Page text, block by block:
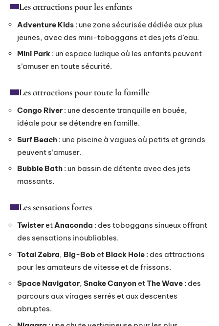
Les attractions pour les enfants
Adventure Kids : une zone sécurisée dédiée aux plus
jeunes, avec des mini-toboggans et des jets d’eau.
Mini Park : un espace ludique où les enfants peuvent
s’amuser en toute sécurité.
Les attractions pour toute la famille
Congo River : une descente tranquille en bouée,
idéale pour se détendre en famille.
Surf Beach : une piscine à vagues où petits et grands
peuvent s’amuser.
Bubble Bath : un bassin de détente avec des jets
massants.
Les sensations fortes
Twister etAnaconda : des toboggans sinueux offrant
des sensations inoubliables.
Total Zebra, Big-Bob et Black Hole : des attractions
pour les amateurs de vitesse et de frissons.
Space Navigator, Snake Canyon etThe Wave : des
parcours aux virages serrés et aux descentes
abruptes.